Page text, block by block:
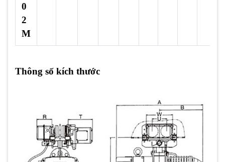
0
2
M
Thông số kích thước